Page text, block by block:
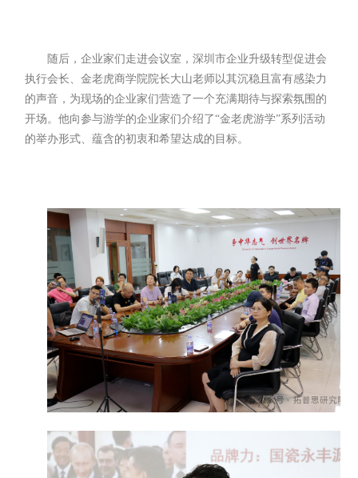
随后，企业家们走进会议室，深圳市企业升级转型促进会
执行会长、金老虎商学院院长大山老师以其沉稳且富有感染力
的声音，为现场的企业家们营造了一个充满期待与探索氛围的
开场。他向参与游学的企业家们介绍了“金老虎游学”系列活动
的举办形式、蕴含的初衷和希望达成的目标。